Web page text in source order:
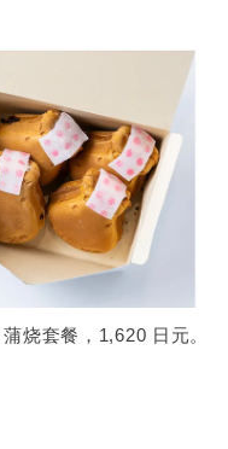
烧套餐，1,620 日元。